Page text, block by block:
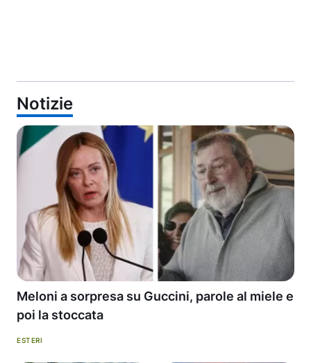
Notizie
Meloni a sorpresa su Guccini, parole al miele e
poi la stoccata
ESTERI